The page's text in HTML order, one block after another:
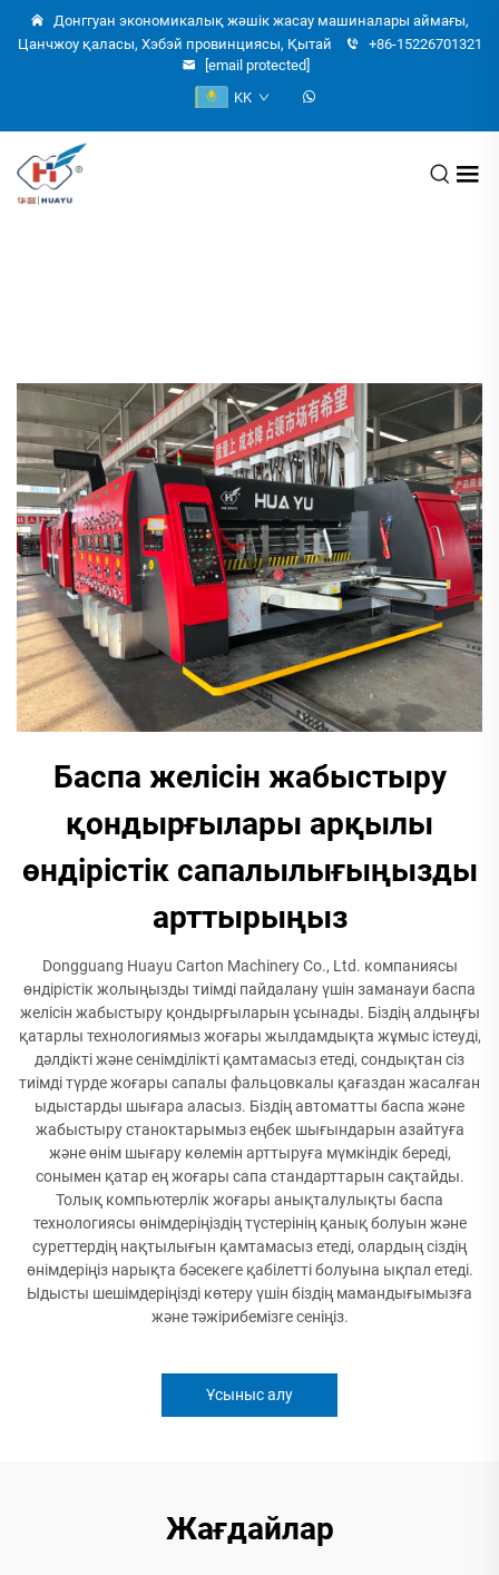
Донггуан экономикалық жәшік жасау машиналары аймағы,
Цанчжоу қаласы, Хэбэй провинциясы, Қытай
+86-15226701321
[email protected]
KK
Баспа желісін жабыстыру
қондырғылары арқылы
өндірістік сапалылығыңызды
арттырыңыз
Dongguang Huayu Carton Machinery Co., Ltd. компаниясы
өндірістік жолыңызды тиімді пайдалану үшін заманауи баспа
желісін жабыстыру қондырғыларын ұсынады. Біздің алдыңғы
қатарлы технологиямыз жоғары жылдамдықта жұмыс істеуді,
дәлдікті және сенімділікті қамтамасыз етеді, сондықтан сіз
тиімді түрде жоғары сапалы фальцовкалы қағаздан жасалған
ыдыстарды шығара аласыз. Біздің автоматты баспа және
жабыстыру станоктарымыз еңбек шығындарын азайтуға
және өнім шығару көлемін арттыруға мүмкіндік береді,
сонымен қатар ең жоғары сапа стандарттарын сақтайды.
Толық компьютерлік жоғары анықталулықты баспа
технологиясы өнімдеріңіздің түстерінің қанық болуын және
суреттердің нақтылығын қамтамасыз етеді, олардың сіздің
өнімдеріңіз нарықта бәсекеге қабілетті болуына ықпал етеді.
Ыдысты шешімдеріңізді көтеру үшін біздің мамандығымызға
және тәжірибемізге сеніңіз.
Ұсыныс алу
Жағдайлар